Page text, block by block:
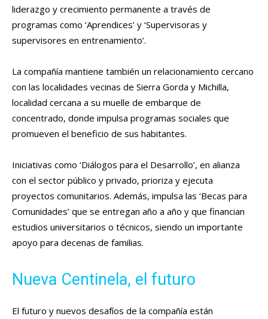
liderazgo y crecimiento permanente a través de
programas como ‘Aprendices’ y ‘Supervisoras y
supervisores en entrenamiento’.
La compañía mantiene también un relacionamiento cercano
con las localidades vecinas de Sierra Gorda y Michilla,
localidad cercana a su muelle de embarque de
concentrado, donde impulsa programas sociales que
promueven el beneficio de sus habitantes.
Iniciativas como ‘Diálogos para el Desarrollo’, en alianza
con el sector público y privado, prioriza y ejecuta
proyectos comunitarios. Además, impulsa las ‘Becas para
Comunidades’ que se entregan año a año y que financian
estudios universitarios o técnicos, siendo un importante
apoyo para decenas de familias.
Nueva Centinela, el futuro
El futuro y nuevos desafíos de la compañía están